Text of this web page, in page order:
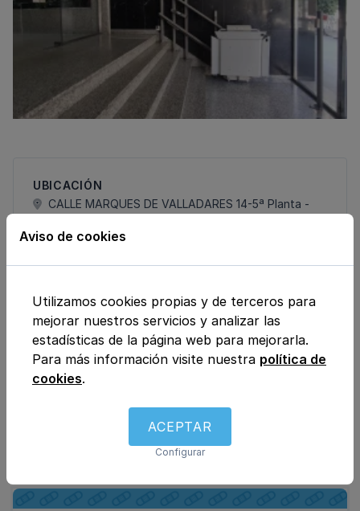
UBICACIÓN
CALLE MARQUES DE VALLADARES 14-5ª Planta -
EMAIL
GABIN.....
HORARIO:
Pulsa aquí para ponerte en contacto con el
Aviso de cookies
Utilizamos cookies propias y de terceros para
mejorar nuestros servicios y analizar las
estadísticas de la página web para mejorarla.
Para más información visite nuestra política de
cookies.
ACEPTAR
Configurar